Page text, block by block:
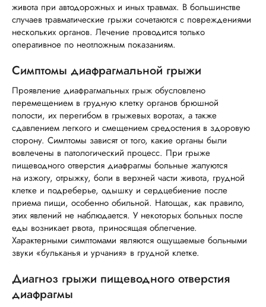
живота при автодорожных и иных травмах. В большинстве
случаев травматические грыжи сочетаются с повреждениями
нескольких органов. Лечение проводится только
оперативное по неотложным показаниям.
Симптомы диафрагмальной грыжи
Проявление диафрагмальных грыж обусловлено
перемещением в грудную клетку органов брюшной
полости, их перегибом в грыжевых воротах, а также
сдавлением легкого и смещением средостения в здоровую
сторону. Симптомы зависят от того, какие органы были
вовлечены в патологический процесс. При грыже
пищеводного отверстия диафрагмы больные жалуются
на изжогу, отрыжку, боли в верхней части живота, грудной
клетке и подреберье, одышку и сердцебиение после
приема пищи, особенно обильной. Натощак, как правило,
этих явлений не наблюдается. У некоторых больных после
еды возникает рвота, приносящая облегчение.
Характерными симптомами являются ощущаемые больными
звуки «бульканья и урчания» в грудной клетке.
Диагноз грыжи пищеводного отверстия
диафрагмы